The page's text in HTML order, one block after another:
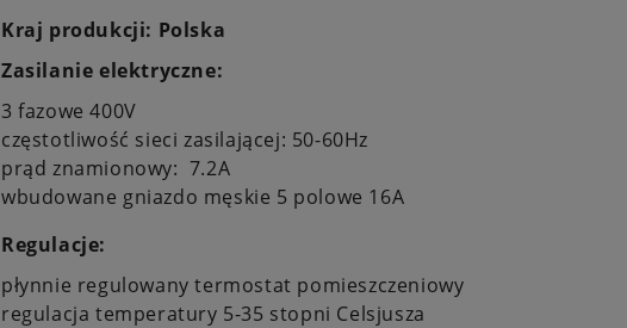
Kraj produkcji: Polska
Zasilanie elektryczne:
3 fazowe 400V
częstotliwość sieci zasilającej: 50-60Hz
prąd znamionowy: 7.2A
wbudowane gniazdo męskie 5 polowe 16A
Regulacje:
płynnie regulowany termostat pomieszczeniowy
regulacja temperatury 5-35 stopni Celsjusza